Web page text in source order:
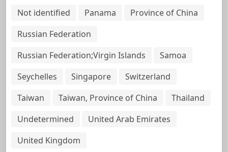
Not identified
Panama
Province of China
Russian Federation
Russian Federation;Virgin Islands
Samoa
Seychelles
Singapore
Switzerland
Taiwan
Taiwan, Province of China
Thailand
Undetermined
United Arab Emirates
United Kingdom